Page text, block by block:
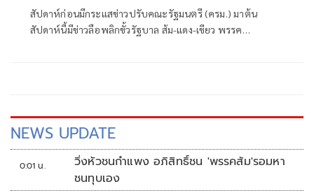
สัปดาห์ก่อนมีกระแสข่าวปรับคณะรัฐมนตรี (ครม.) มาต้น
สัปดาห์นี้มีข่าวลือพลิกขั้วรัฐบาล ส้ม-แดง-เขียว พรรค
NEWS UPDATE
0:01 น.
วิ่งหัวชนกำแพง อภิสิทธิ์ชน 'พรรคส้ม'รอมหา
ชนทุบเอง